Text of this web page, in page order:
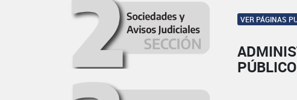
VER PÁGINAS